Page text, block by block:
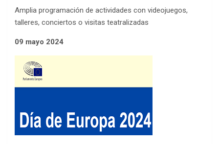
Amplia programación de actividades con videojuegos,
talleres, conciertos o visitas teatralizadas
09 mayo 2024